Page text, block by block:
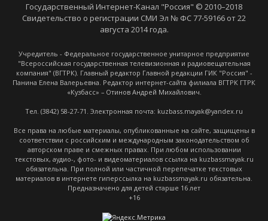
Государственный Интернет-Канал "Россия" © 2010–2018
Свидетельство о регистрации СМИ Эл № ФС 77-59166 от 22
августа 2014 года.
Учредитель - Федеральное государственное унитарное предприятие
"Всероссийская государственная телевизионная и радиовещательная
компания" (ВГТРК). Главный редактор Главной редакции ГИК "Россия" -
Панина Елена Валерьевна. Редактор интернет-сайта филиала ВГТРК ГТРК
«Кузбасс» – Отинов Андрей Михайлович.
Тел. (3842) 58-27-71. Электронная почта: kuzbass.mayak@yandex.ru
Все права на любые материалы, опубликованные на сайте, защищены в
соответствии с российским и международным законодательством об
авторском праве и смежных правах. При любом использовании
текстовых, аудио-, фото- и видеоматериалов ссылка на kuzbassmayak.ru
обязательна. При полной или частичной перепечатке текстовых
материалов в интернете гиперссылка на kuzbassmayak.ru обязательна.
Предназначено для детей старше 16 лет
+16